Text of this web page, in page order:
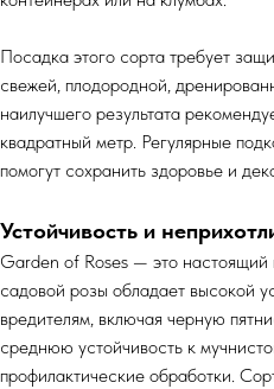
Посадка этого сорта требует
свежей, плодородной,
наилучшего результата
квадратный метр. Регулярные
помогут сохранить здоровье и
Устойчивость и
Garden of Roses — это
садовой розы обладает высокой
вредителям, включая черную
среднюю устойчивость к
профилактические обработки.